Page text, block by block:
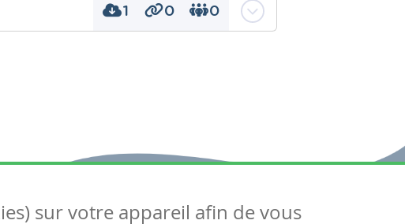
1 0 0
éclat de lire, "La Chipie et
Suivez-nous
sur votre appareil afin de vous